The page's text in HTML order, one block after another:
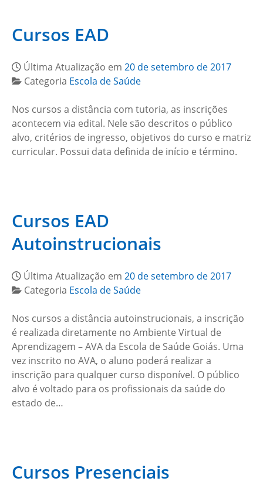
Cursos EAD
Última Atualização em 20 de setembro de 2017
Categoria Escola de Saúde
Nos cursos a distância com tutoria, as inscrições
acontecem via edital. Nele são descritos o público
alvo, critérios de ingresso, objetivos do curso e matriz
curricular. Possui data definida de início e término.
Cursos EAD
Autoinstrucionais
Última Atualização em 20 de setembro de 2017
Categoria Escola de Saúde
Nos cursos a distância autoinstrucionais, a inscrição
é realizada diretamente no Ambiente Virtual de
Aprendizagem – AVA da Escola de Saúde Goiás. Uma
vez inscrito no AVA, o aluno poderá realizar a
inscrição para qualquer curso disponível. O público
alvo é voltado para os profissionais da saúde do
estado de…
Cursos Presenciais